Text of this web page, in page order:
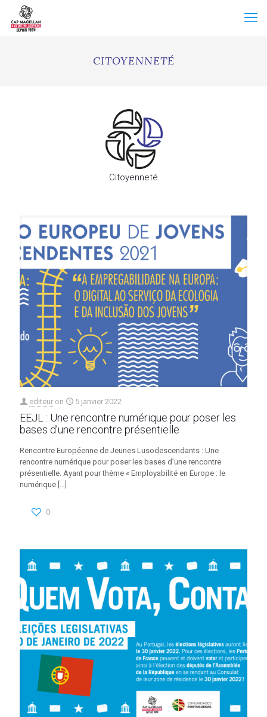
CITOYENNETÉ
Citoyenneté
editeur on 5 janvier 2022
EEJL : Une rencontre numérique pour poser les
bases d’une rencontre présentielle
Rencontre Européenne de Jeunes Lusodescendants : Une
rencontre numérique pour poser les bases d’une rencontre
présentielle. Ayant pour thème « Employabilité en Europe : le
numérique […]
0